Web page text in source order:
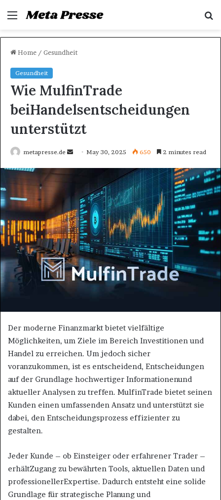
Menu
Home / Gesundheit
Gesundheit
Wie MulfinTrade
beiHandelsentscheidungen
unterstützt
metapresse.de
a
n
e
m
a
i
May 30, 2025 650 2 minutes read
Der moderne Finanzmarkt bietet vielfältige
Möglichkeiten, um Ziele im Bereich Investitionen und
Handel zu erreichen. Um jedoch sicher
voranzukommen, ist es entscheidend, Entscheidungen
auf der Grundlage hochwertiger Informationenund
aktueller Analysen zu treffen. MulfinTrade bietet seinen
Kunden einen umfassenden Ansatz und unterstützt sie
dabei, den Entscheidungsprozess effizienter zu
gestalten.
Jeder Kunde – ob Einsteiger oder erfahrener Trader –
erhältZugang zu bewährten Tools, aktuellen Daten und
professionellerExpertise. Dadurch entsteht eine solide
Grundlage für strategische Planung und